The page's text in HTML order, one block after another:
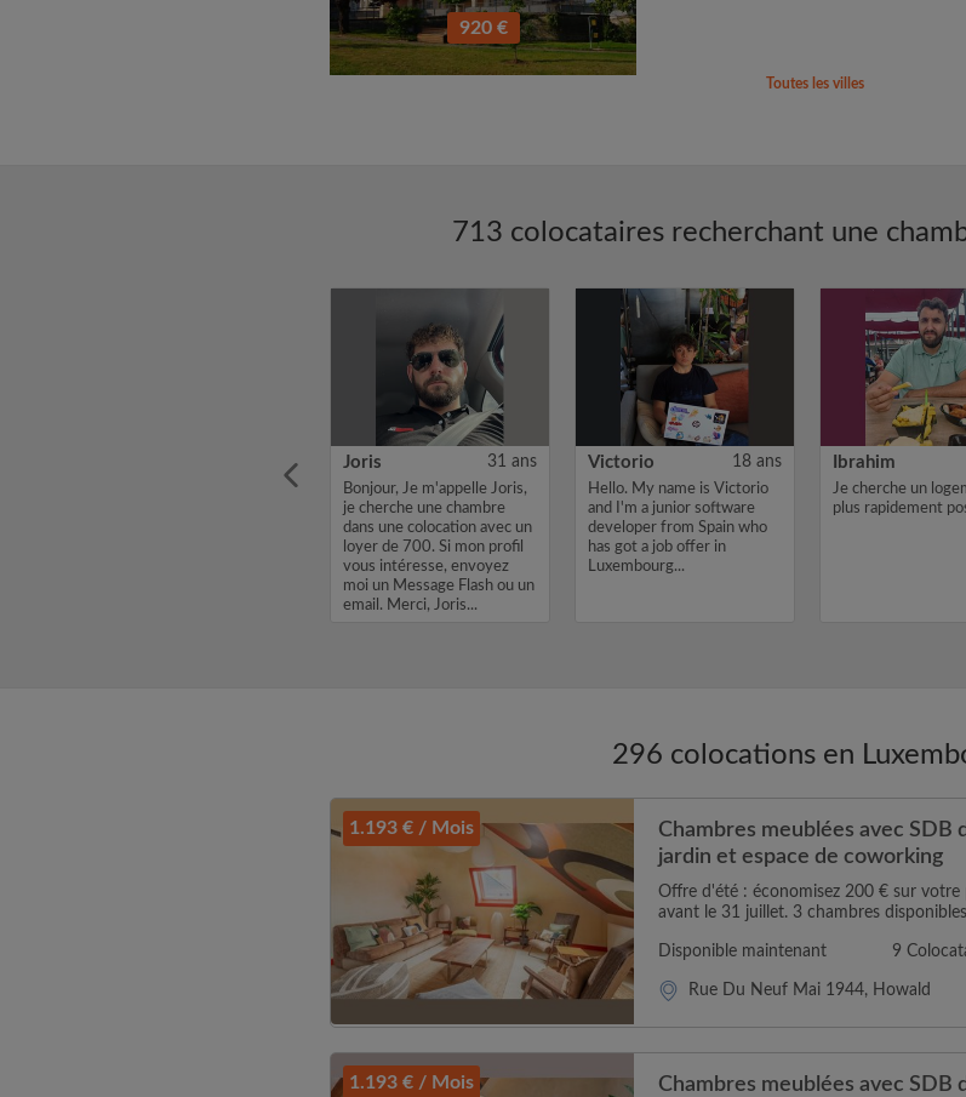
920 €
Toutes les villes
713 colocataires recherchant une
Joris 31 ans
Bonjour, Je m'appelle Joris,
je cherche une chambre
dans une colocation avec un
loyer de 700. Si mon profil
vous intéresse, envoyez
moi un Message Flash ou un
email. Merci, Joris...
Victorio 18 ans
Hello. My name is Victorio
and I'm a junior software
developer from Spain who
has got a job offer in
Luxembourg...
Ibrahim
Je cherche un
plus rapidement
296 colocations en
1.193 € / Mois
Chambres meublées avec SDB
jardin et espace de coworking
Offre d'été : économisez 200 € sur
avant le 31 juillet. 3 chambres
Disponible maintenant 9
Rue Du Neuf Mai 1944, Howald
1.193 € / Mois
Chambres meublées avec SDB